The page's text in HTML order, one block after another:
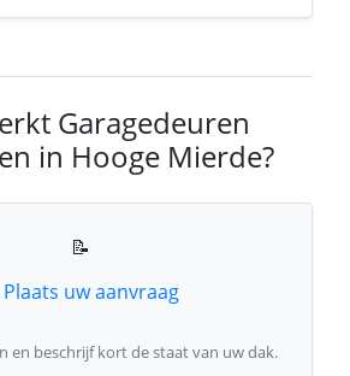
Garagedeuren
in Hooge Mierde?
📝
Plaats uw aanvraag
en beschrijf kort de staat van uw dak.